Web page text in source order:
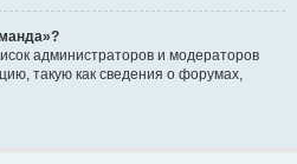
администраторов и модераторов
такую как сведения о форумах,